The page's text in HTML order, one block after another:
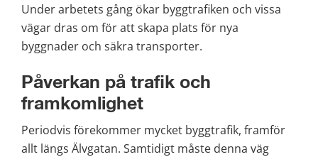
Under arbetets gång ökar byggtrafiken och vissa
vägar dras om för att skapa plats för nya
byggnader och säkra transporter.
Påverkan på trafik och
framkomlighet
Periodvis förekommer mycket byggtrafik, framför
allt längs Älvgatan. Samtidigt måste denna väg